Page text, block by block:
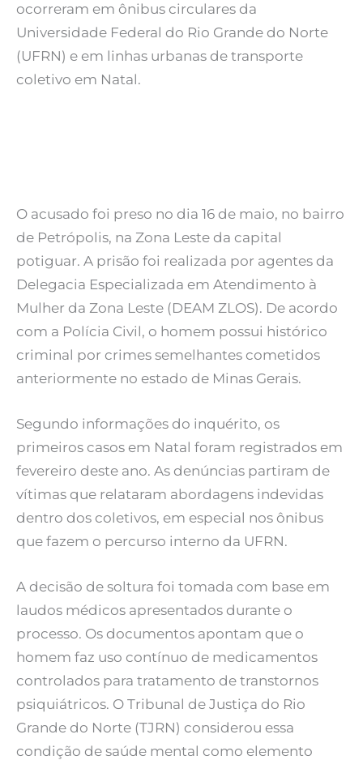
ocorreram em ônibus circulares da
Universidade Federal do Rio Grande do Norte
(UFRN) e em linhas urbanas de transporte
coletivo em Natal.
O acusado foi preso no dia 16 de maio, no bairro
de Petrópolis, na Zona Leste da capital
potiguar. A prisão foi realizada por agentes da
Delegacia Especializada em Atendimento à
Mulher da Zona Leste (DEAM ZLOS). De acordo
com a Polícia Civil, o homem possui histórico
criminal por crimes semelhantes cometidos
anteriormente no estado de Minas Gerais.
Segundo informações do inquérito, os
primeiros casos em Natal foram registrados em
fevereiro deste ano. As denúncias partiram de
vítimas que relataram abordagens indevidas
dentro dos coletivos, em especial nos ônibus
que fazem o percurso interno da UFRN.
A decisão de soltura foi tomada com base em
laudos médicos apresentados durante o
processo. Os documentos apontam que o
homem faz uso contínuo de medicamentos
controlados para tratamento de transtornos
psiquiátricos. O Tribunal de Justiça do Rio
Grande do Norte (TJRN) considerou essa
condição de saúde mental como elemento